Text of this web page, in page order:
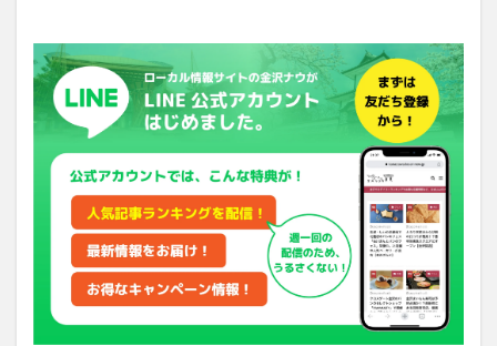
役は
市川
右團
次
お松
紺野